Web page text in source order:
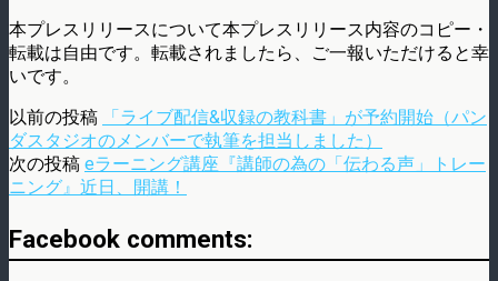
本プレスリリースについて本プレスリリース内容のコピー・
転載は自由です。転載されましたら、ご一報いただけると幸
いです。
以前の投稿
「ライブ配信&収録の教科書」が予約開始（パン
ダスタジオのメンバーで執筆を担当しました）
次の投稿 eラーニング講座『講師の為の「伝わる声」トレー
ニング』近日、開講！
Facebook comments: